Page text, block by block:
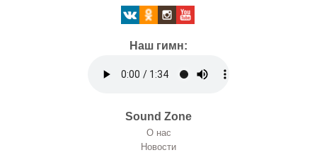
Наш гимн:
Sound Zone
О нас
Новости